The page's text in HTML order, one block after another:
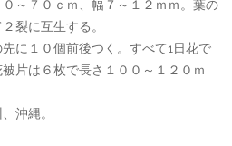
～７０ｃｍ、幅７～１２ｍｍ。葉の
裂に互生する。
に１０個前後つく。すべて1日花で
片は６枚で長さ１００～１２０ｍ
沖縄。